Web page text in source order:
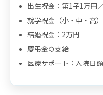
出生祝金：第1子1万円
就学祝金（小・中・高
結婚祝金：2万円
慶弔金の支給
医療サポート：入院日